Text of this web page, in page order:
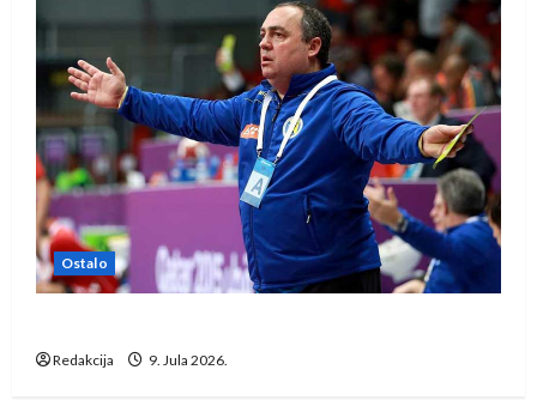
Ostalo
Redakcija 9. Jula 2026.